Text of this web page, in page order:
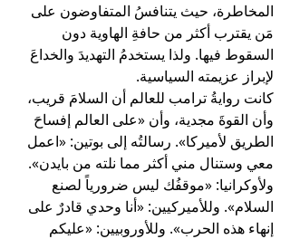
المخاطرة، حيث يتنافسُ المتفاوضون على
مَن يقترب أكثر من حافةِ الهاوية دون
السقوط فيها. ولذا يستخدمُ التهديدَ والخداعَ
لإبراز عزيمته السياسية.
كانت روايةُ ترامب للعالم أن السلامَ قريب،
وأن القوةَ مجدية، وأن «على العالم إفساحَ
الطريق لأميركا». رسالتُه إلى بوتين: «اعمل
معي وستنال مني أكثر مما نلته من بايدن».
ولأوكرانيا: «موقفُك ليس ضرورياً لصنع
السلام». وللأميركيين: «أنا وحدي قادرٌ على
إنهاء هذه الحرب». وللأوروبيين: «عليكم